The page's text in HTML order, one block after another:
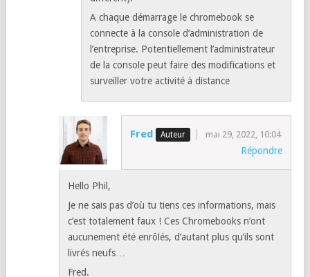
A chaque démarrage le chromebook se
connecte à la console d’administration de
l’entreprise. Potentiellement l’administrateur
de la console peut faire des modifications et
surveiller votre activité à distance
Fred mai 29, 2022, 10:04
Répondre
Hello Phil,
Je ne sais pas d’où tu tiens ces informations, mais
c’est totalement faux ! Ces Chromebooks n’ont
aucunement été enrôlés, d’autant plus qu’ils sont
livrés neufs…
Fred.